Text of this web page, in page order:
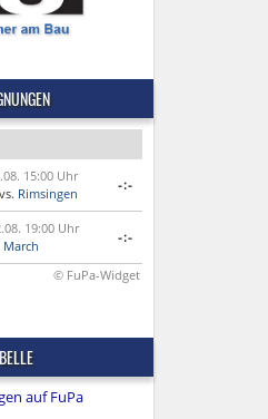
15:00 Uhr
vs. Rimsingen
-:-
19:00 Uhr
March
-:-
© FuPa-Widget
auf FuPa